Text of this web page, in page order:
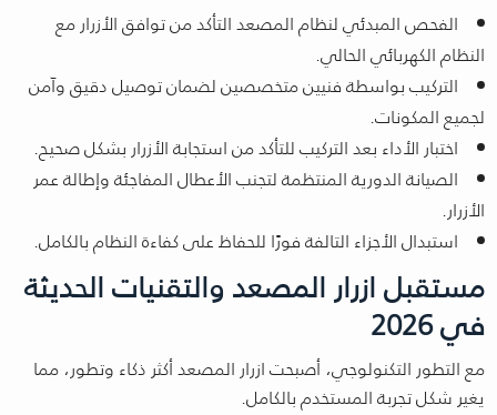
الفحص المبدئي لنظام المصعد التأكد من توافق الأزرار مع
النظام الكهربائي الحالي.
التركيب بواسطة فنيين متخصصين لضمان توصيل دقيق وآمن
لجميع المكونات.
اختبار الأداء بعد التركيب للتأكد من استجابة الأزرار بشكل صحيح.
الصيانة الدورية المنتظمة لتجنب الأعطال المفاجئة وإطالة عمر
الأزرار.
استبدال الأجزاء التالفة فورًا للحفاظ على كفاءة النظام بالكامل.
مستقبل ازرار المصعد والتقنيات الحديثة
في 2026
مع التطور التكنولوجي، أصبحت ازرار المصعد أكثر ذكاء وتطور، مما
يغير شكل تجربة المستخدم بالكامل.